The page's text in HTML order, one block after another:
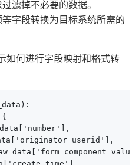
滤掉不必要的数据。
字段转换为目标系统所需的
如何进行字段映射和格式转